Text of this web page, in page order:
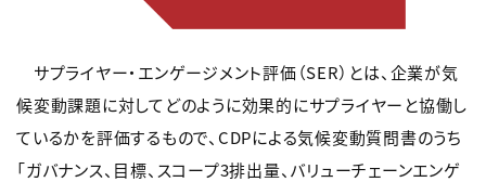
サプライヤー・エンゲージメント評価（SER）とは、企業が気
候変動課題に対してどのように効果的にサプライヤーと協働し
ているかを評価するもので、CDPによる気候変動質問書のうち
「ガバナンス、目標、スコープ3排出量、バリューチェーンエンゲ